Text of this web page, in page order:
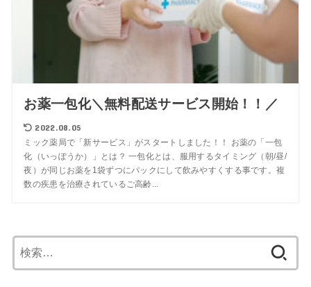
お薬一包化＼無料配送サービス開始！！／
2022.08.05
ミック薬局で「新サービス」がスタートしました！！ お薬の「一包
化（いっぽうか）」とは？ 一包化とは、服用するタイミング（朝/昼/
夜）が同じお薬を1袋ずつにパックにして飲みやすくする事です。複
数の疾患を治療されているご高齢...
索: